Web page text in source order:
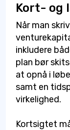
Kort- og
Når man
inkludere
plan bør
at opnå i
samt en
virkelighed.
Kortsigtet